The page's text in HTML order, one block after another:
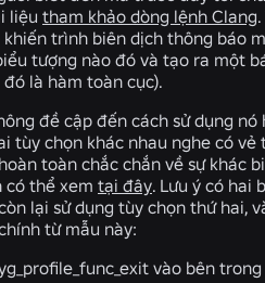
liệu tham khảo dòng lệnh Clang
trình biên dịch thông báo
tượng nào đó và tạo ra một
là hàm toàn cục).
đề cập đến cách sử dụng nó
tùy chọn khác nhau nghe có vẻ
toàn chắc chắn về sự khác
có thể xem tại đây. Lưu ý có hai
lại sử dụng tùy chọn thứ hai,
từ mẫu này:
vào bên